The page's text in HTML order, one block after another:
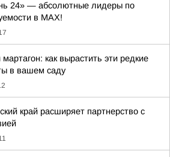
24» — абсолютные лидеры по
в MAX!
как вырастить эти редкие
в вашем саду
край расширяет партнерство с